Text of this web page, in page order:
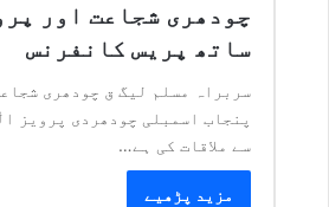
چودھری شجاعت اور
ساتھ پریس کانفرنس
سربراہ مسلم لیگ ق چودھری
پنجاب اسمبلی چودھردی پرویز
سے ملاقات کی ہے…
مزید پڑھیے